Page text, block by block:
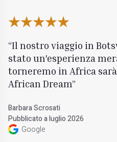
Il nostro viaggio in
stato un'esperienza
torneremo in Africa
African Dream
Barbara Scrosati
Pubblicato a luglio 2026
Google